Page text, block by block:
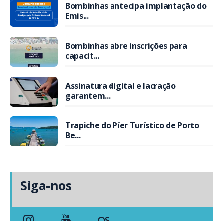
Bombinhas antecipa implantação do
Emis...
Bombinhas abre inscrições para
capacit...
Assinatura digital e lacração
garantem...
Trapiche do Píer Turístico de Porto
Be...
Siga-nos